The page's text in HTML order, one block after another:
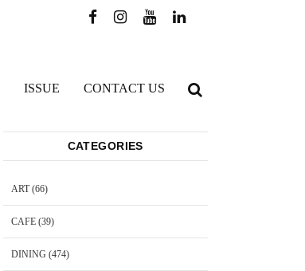
ISSUE CONTACT US
CATEGORIES
ART(66)
CAFE(39)
DINING (474)